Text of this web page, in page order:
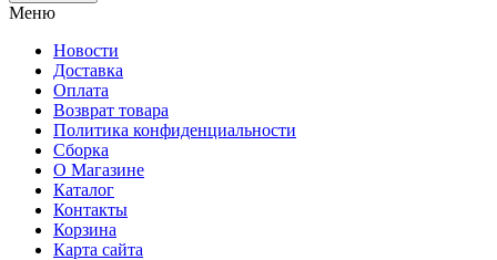
Меню
Новости
Доставка
Оплата
Возврат товара
Политика конфиденциальности
Сборка
О Магазине
Каталог
Контакты
Корзина
Карта сайта